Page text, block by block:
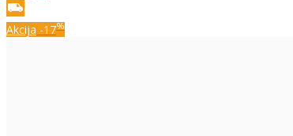
Akcija -17%